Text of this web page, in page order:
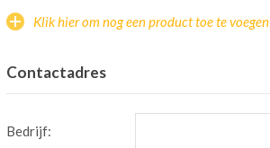
Klik hier om nog een product toe te voegen
Contactadres
Bedrijf: